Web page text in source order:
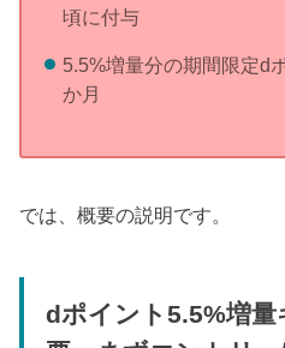
頃に付与
5.5%増量分の期間限定d
か月
では、概要の説明です。
dポイント5.5%増